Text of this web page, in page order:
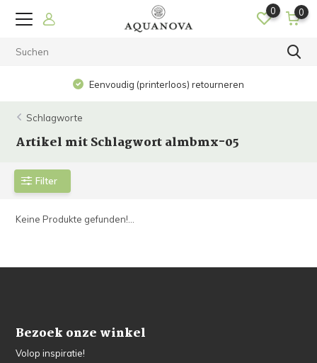
0 0
Eenvoudig (printerloos) retourneren
Schlagworte
Artikel mit Schlagwort almbmx-05
Filter
Keine Produkte gefunden!...
Bezoek onze winkel
Volop inspiratie!